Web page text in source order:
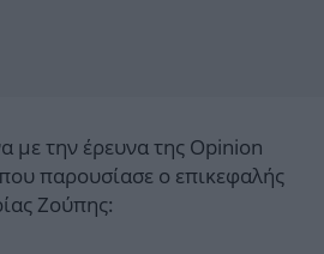
με την έρευνα της Opinion
παρουσίασε ο επικεφαλής
Ζούπης: